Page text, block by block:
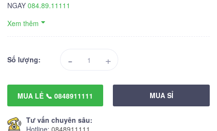
NGAY 084.89.11111
Xem thêm
Số lượng: - +
MUA LẺ 📞 0848911111 MUA SỈ
Tư vấn chuyên sâu:
Hotline: 0848911111